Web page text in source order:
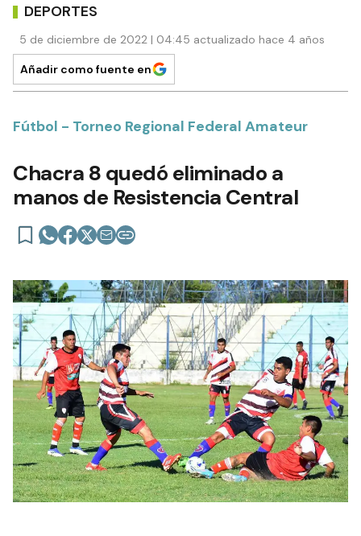
DEPORTES
5 de diciembre de 2022 | 04:45 actualizado hace 4 años
Añadir como fuente en
Fútbol - Torneo Regional Federal Amateur
Chacra 8 quedó eliminado a
manos de Resistencia Central